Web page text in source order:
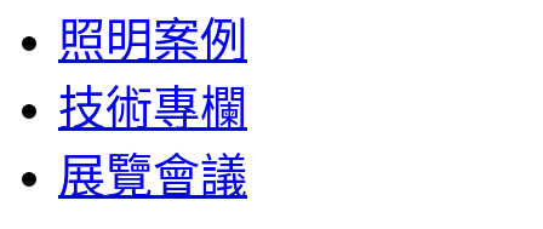
照明案例
技術專欄
展覽會議